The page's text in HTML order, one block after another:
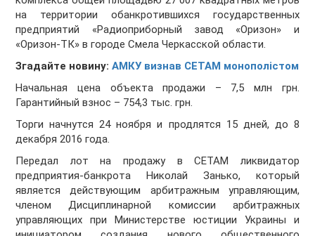
на территории обанкротившихся государственных
предприятий «Радиоприборный завод «Оризон» и
«Оризон-ТК» в городе Смела Черкасской области.
Згадайте новину:АМКУ визнав СЕТАМ монополістом
Начальная цена объекта продажи – 7,5 млн грн.
Гарантийный взнос – 754,3 тыс. грн.
Торги начнутся 24 ноября и продлятся 15 дней, до 8
декабря 2016 года.
Передал лот на продажу в СЕТАМ ликвидатор
предприятия-банкрота Николай Занько, который
является действующим арбитражным управляющим,
членом Дисциплинарной комиссии арбитражных
управляющих при Министерстве юстиции Украины и